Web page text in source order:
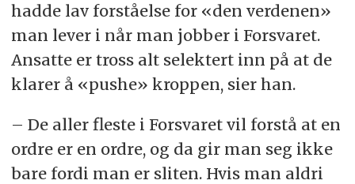
hadde lav forståelse for «den verdenen»
man lever i når man jobber i Forsvaret.
Ansatte er tross alt selektert inn på at de
klarer å «pushe» kroppen, sier han.
– De aller fleste i Forsvaret vil forstå at en
ordre er en ordre, og da gir man seg ikke
bare fordi man er sliten. Hvis man aldri